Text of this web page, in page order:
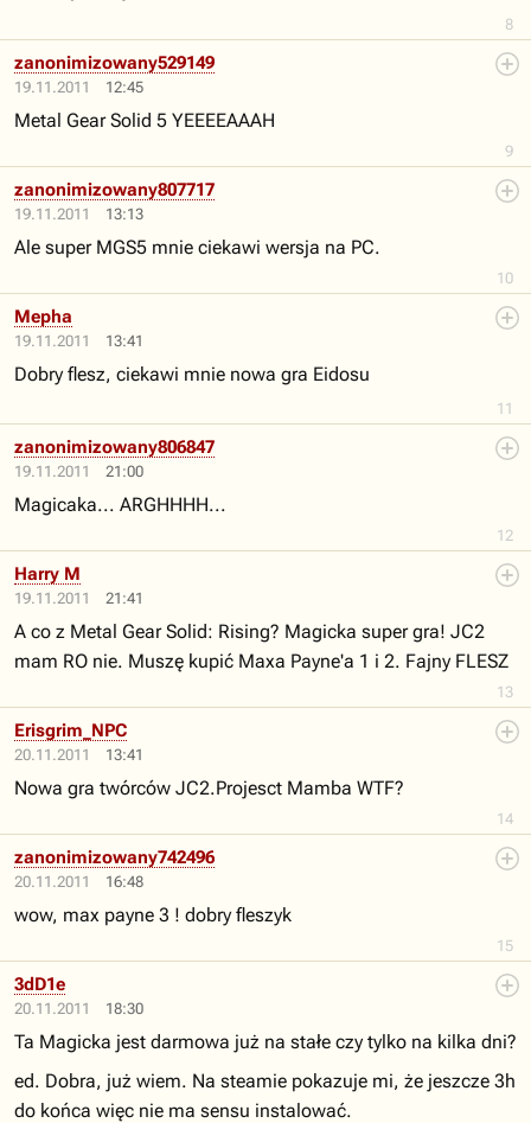
8
19.11.2011 12:45
9
zanonimizowany529149
Metal Gear Solid 5 YEEEEAAAH
19.11.2011 13:13
10
zanonimizowany807717
Ale super MGS5 mnie ciekawi wersja na PC.
19.11.2011 13:41
11
Mepha
Dobry flesz, ciekawi mnie nowa gra Eidosu
19.11.2011 21:00
12
zanonimizowany806847
Magicaka... ARGHHHH...
19.11.2011 21:41
13
Harry M
A co z Metal Gear Solid: Rising? Magicka super gra! JC2
mam RO nie. Muszę kupić Maxa Payne'a 1 i 2. Fajny FLESZ
20.11.2011 13:41
14
Erisgrim_NPC
Nowa gra twórców JC2.Projesct Mamba WTF?
20.11.2011 16:48
15
zanonimizowany742496
wow, max payne 3 ! dobry fleszyk
20.11.2011 18:30
3dD1e
Ta Magicka jest darmowa już na stałe czy tylko na kilka dni?
ed. Dobra, już wiem. Na steamie pokazuje mi, że jeszcze 3h
do końca więc nie ma sensu instalować.